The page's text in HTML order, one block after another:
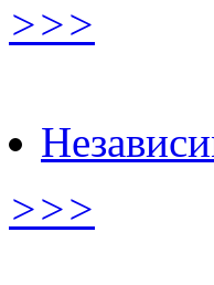
>>>
>>>